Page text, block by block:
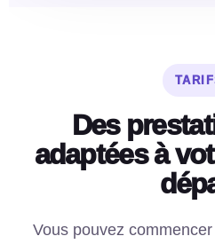
Des
adaptées à
Vous pouvez